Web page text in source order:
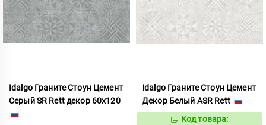
Idalgo Граните Стоун Цемент
Серый SR Rett декор 60x120
Idalgo Граните Стоун Цемент
Декор Белый ASR Rett
828457
Код товара: